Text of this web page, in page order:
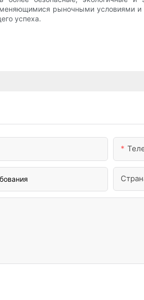
рыночными условиями и
успеха.